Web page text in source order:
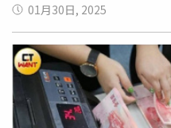
在今年第1季加薪，44.2%
面加薪」，加薪幅度平均
業，今年第1季有徵才計畫
是「一直處於缺工狀態」
「訂單或業務增加而擴編
而104人力銀行的《2024員
01月30日, 2025